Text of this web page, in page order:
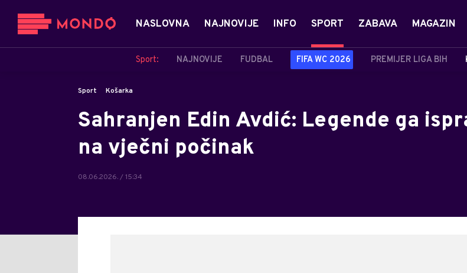
NASLOVNA NAJNOVIJE INFO SPORT
Sport: NAJNOVIJE FUDBAL FIFA WC 2026 PREMIJER LIGA BIH
ZABAVA MAGAZIN
Sport Košarka
Sahranjen Edin Avdić: Legende ga
na vječni počinak
08.06.2026. / 15:34